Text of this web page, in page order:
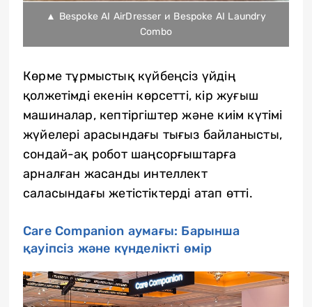
▲ Bespoke AI AirDresser и Bespoke AI Laundry
Combo
Көрме тұрмыстық күйбеңсіз үйдің
қолжетімді екенін көрсетті, кір жуғыш
машиналар, кептіргіштер және киім күтімі
жүйелері арасындағы тығыз байланысты,
сондай-ақ робот шаңсорғыштарға
арналған жасанды интеллект
саласындағы жетістіктерді атап өтті.
Care Companion аумағы: Барынша
қауіпсіз және күнделікті өмір